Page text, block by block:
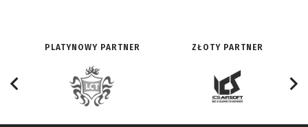
PLATYNOWY PARTNER ZŁOTY PARTNER